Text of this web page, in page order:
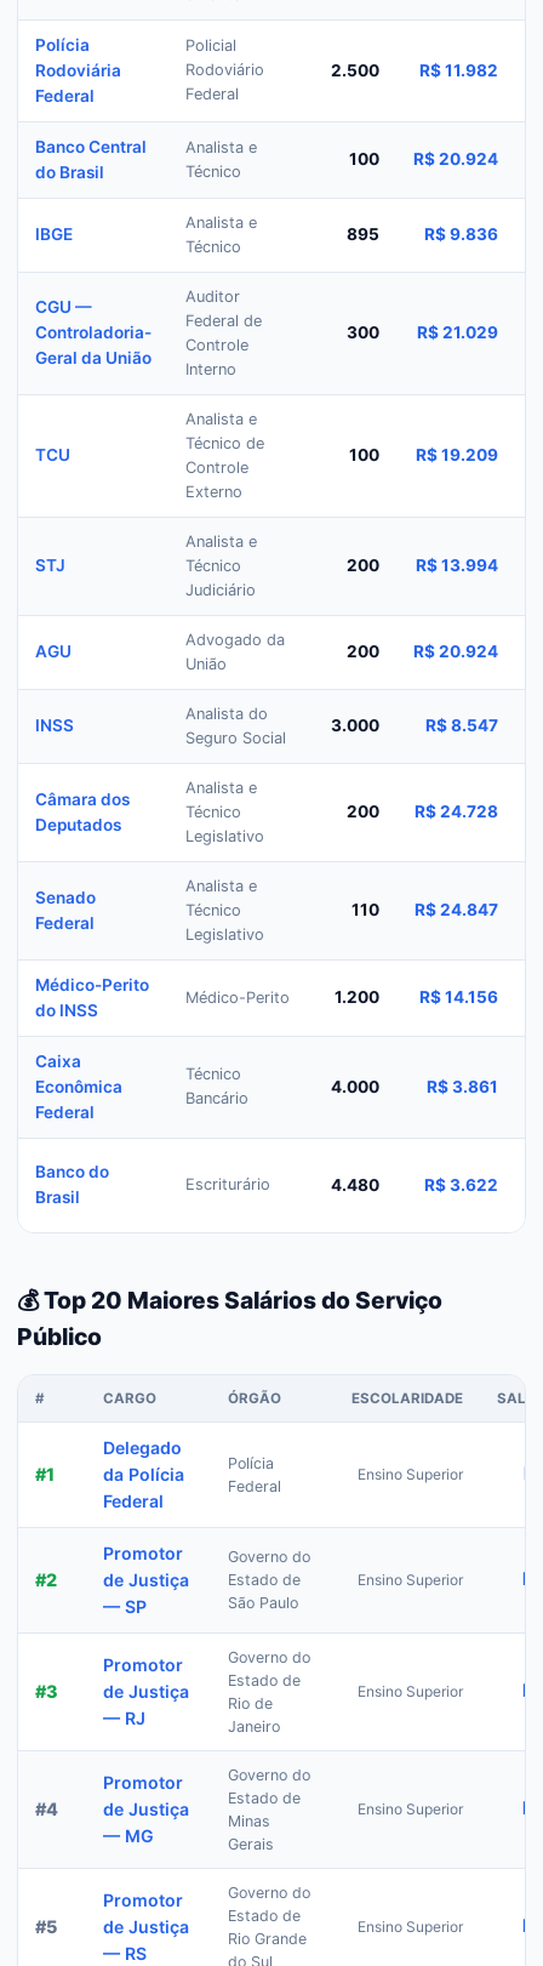
Polícia
Rodoviária
Federal
Policial
Rodoviário
Federal
2.500 R$ 11.982
Banco Central
do Brasil
Analista e
Técnico
100 R$ 20.924
IBGE
Analista e
Técnico
895 R$ 9.836
CGU —
Controladoria-
Geral da União
Auditor
Federal de
Controle
Interno
300 R$ 21.029
TCU
Analista e
Técnico de
Controle
Externo
100 R$ 19.209
STJ
Analista e
Técnico
Judiciário
200 R$ 13.994
AGU
Advogado da
União
200 R$ 20.924
INSS
Analista do
Seguro Social
3.000 R$ 8.547
Câmara dos
Deputados
Analista e
Técnico
Legislativo
200 R$ 24.728
Senado
Federal
Analista e
Técnico
Legislativo
110 R$ 24.847
Médico-Perito
do INSS
Médico-Perito 1.200 R$ 14.156
Caixa
Econômica
Federal
Técnico
Bancário
4.000 R$ 3.861
Banco do
Brasil
Escriturário 4.480 R$ 3.622
💰 Top 20 Maiores Salários do Serviço
Público
# CARGO ÓRGÃO ESCOLARIDADE
#1
Delegado
da Polícia
Federal
Polícia
Federal
Ensino Superior
#2
Promotor
de Justiça
— SP
Governo do
Estado de
São Paulo
Ensino Superior
#3
Promotor
de Justiça
— RJ
Governo do
Estado de
Rio de
Janeiro
Ensino Superior
#4
Promotor
de Justiça
— MG
Governo do
Estado de
Minas
Gerais
Ensino Superior
#5
Promotor
de Justiça
— RS
Governo do
Estado de
Rio Grande
do Sul
Ensino Superior